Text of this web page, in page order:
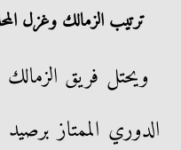
ترتيب الزمالك وغزل